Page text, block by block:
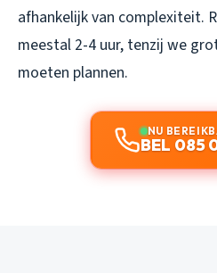
afhankelijk van complexiteit.
meestal 2-4 uur, tenzij we
moeten plannen.
NU
BEL 085